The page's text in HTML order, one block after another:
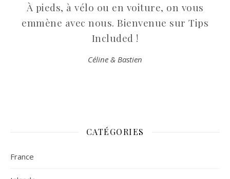
À pieds, à vélo ou en voiture, on vous
emmène avec nous. Bienvenue sur Tips
Included !
Céline & Bastien
CATÉGORIES
France